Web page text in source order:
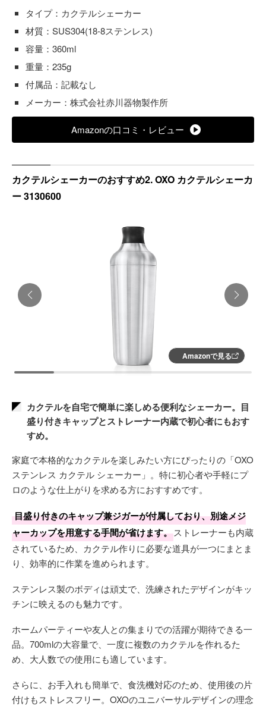
タイプ：カクテルシェーカー
材質：SUS304(18-8ステンレス)
容量：360ml
重量：235g
付属品：記載なし
メーカー：株式会社赤川器物製作所
Amazonの口コミ・レビュー
カクテルシェーカーのおすすめ2. OXO カクテルシェーカ
ー 3130600
Amazonで見る
カクテルを自宅で簡単に楽しめる便利なシェーカー。目
盛り付きキャップとストレーナー内蔵で初心者にもおす
すめ。
家庭で本格的なカクテルを楽しみたい方にぴったりの「OXO
ステンレス カクテル シェーカー」。特に初心者や手軽にプ
ロのような仕上がりを求める方におすすめです。
目盛り付きのキャップ兼ジガーが付属しており、別途メジ
ャーカップを用意する手間が省けます。ストレーナーも内蔵
されているため、カクテル作りに必要な道具が一つにまとま
り、効率的に作業を進められます。
ステンレス製のボディは頑丈で、洗練されたデザインがキッ
チンに映えるのも魅力です。
ホームパーティーや友人との集まりでの活躍が期待できる一
品。700mlの大容量で、一度に複数のカクテルを作れるた
め、大人数での使用にも適しています。
さらに、お手入れも簡単で、食洗機対応のため、使用後の片
付けもストレスフリー。OXOのユニバーサルデザインの理念